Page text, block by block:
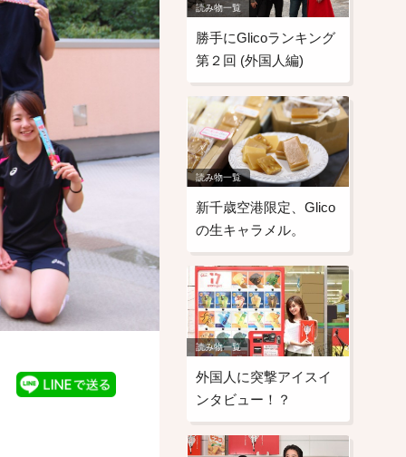
読み物一覧
勝手にGlicoランキング
第２回 (外国人編)
読み物一覧
新千歳空港限定、Glico
の生キャラメル。
読み物一覧
外国人に突撃アイスイ
ンタビュー！？